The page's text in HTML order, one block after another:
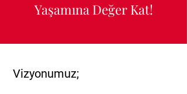
Yaşamına Değer Kat!
Vizyonumuz;